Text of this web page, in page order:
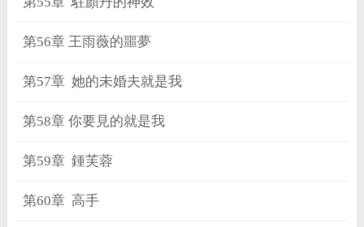
第56章 王雨薇的噩夢
第57章 她的未婚夫就是我
第58章 你要見的就是我
第59章 鍾芙蓉
第60章 高手